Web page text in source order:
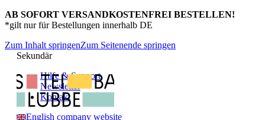
AB SOFORT VERSANDKOSTENFREI BESTELLEN!
*gilt nur für Bestellungen innerhalb DE
Zum Inhalt springenZum Seitenende springen
Sekundär
Hilfe & Support
Newsletter
Kontakt
English company website